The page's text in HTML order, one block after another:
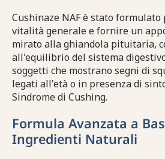
Cushinaze NAF è stato
vitalità generale e fornire un
mirato alla ghiandola pituitaria,
all'equilibrio del sistema
soggetti che mostrano segni di
legati all'età o in presenza di
Sindrome di Cushing.
Formula Avanzata a
Ingredienti Naturali